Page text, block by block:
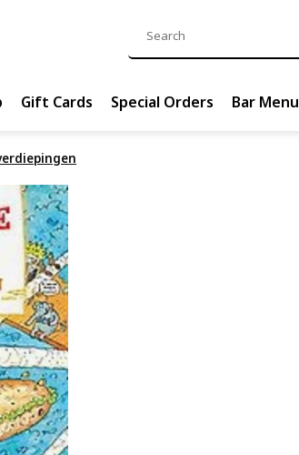
Gift Cards Special Orders Bar Menu